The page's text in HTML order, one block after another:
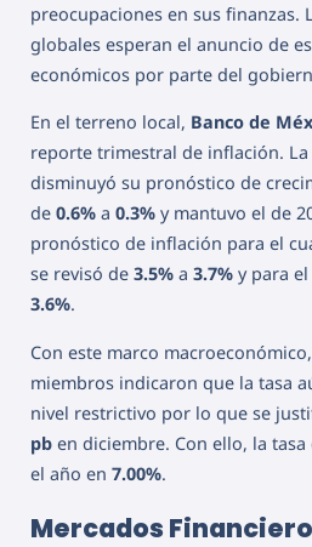
preocupaciones en sus finanzas.
globales esperan el anuncio de
económicos por parte del
En el terreno local, Banco de
reporte trimestral de inflación.
disminuyó su pronóstico de
de 0.6% a 0.3% y mantuvo el de
pronóstico de inflación para el
se revisó de 3.5% a 3.7% y para
3.6%.
Con este marco
miembros indicaron que la tasa
nivel restrictivo por lo que se
pb en diciembre. Con ello, la
el año en 7.00%.
Mercados